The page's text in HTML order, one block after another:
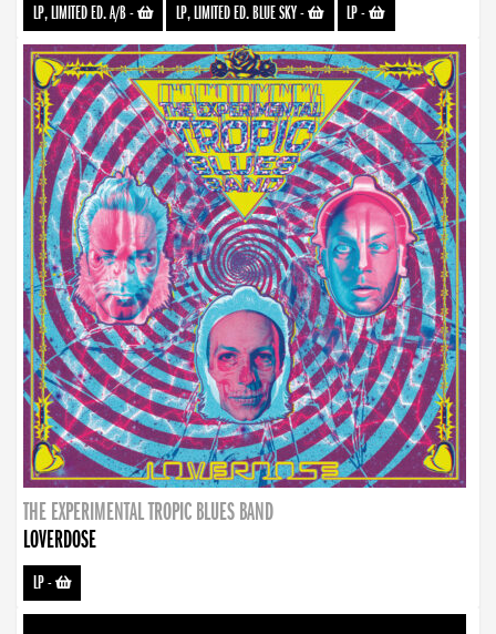
LP, LIMITED ED. A/B- LP, LIMITED ED. BLUE SKY- LP-
THE EXPERIMENTAL TROPIC BLUES BAND
LOVERDOSE
LP-